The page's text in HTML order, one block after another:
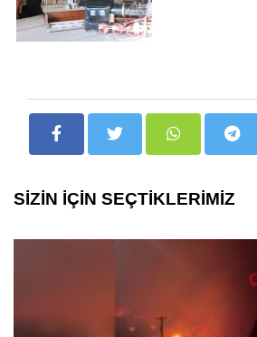
SİZİN İÇİN SEÇTİKLERİMİZ